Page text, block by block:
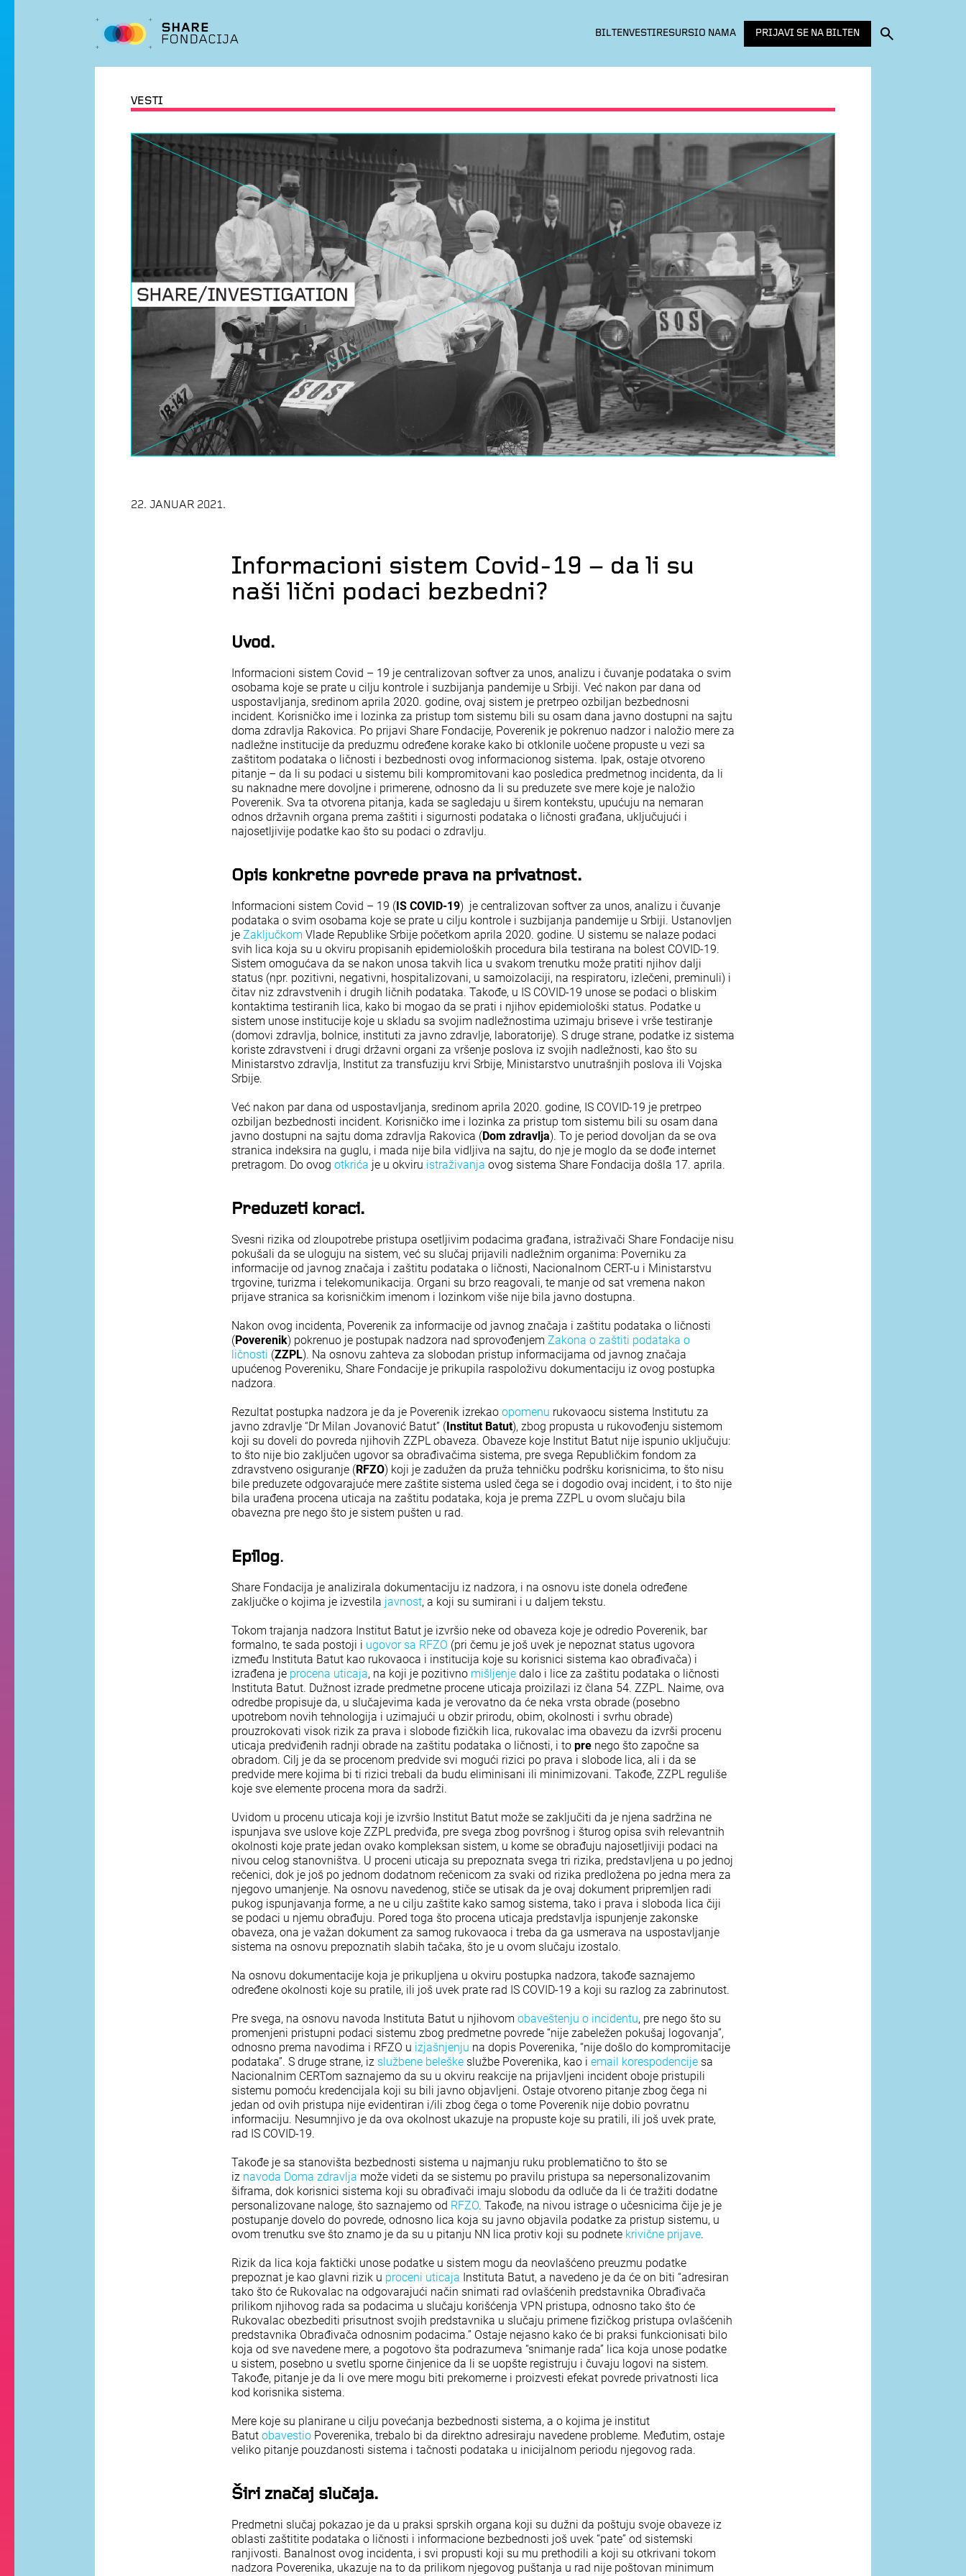
BILTENVESTIRESURSIO NAMA PRIJAVI SE NA BILTEN
VESTI
22. JANUAR 2021.
Informacioni sistem Covid-19 – da li su
naši lični podaci bezbedni?
Uvod.
Informacioni sistem Covid – 19 je centralizovan softver za unos, analizu i čuvanje podataka o svim
osobama koje se prate u cilju kontrole i suzbijanja pandemije u Srbiji. Već nakon par dana od
uspostavljanja, sredinom aprila 2020. godine, ovaj sistem je pretrpeo ozbiljan bezbednosni
incident. Korisničko ime i lozinka za pristup tom sistemu bili su osam dana javno dostupni na sajtu
doma zdravlja Rakovica. Po prijavi Share Fondacije, Poverenik je pokrenuo nadzor i naložio mere za
nadležne institucije da preduzmu određene korake kako bi otklonile uočene propuste u vezi sa
zaštitom podataka o ličnosti i bezbednosti ovog informacionog sistema. Ipak, ostaje otvoreno
pitanje – da li su podaci u sistemu bili kompromitovani kao posledica predmetnog incidenta, da li
su naknadne mere dovoljne i primerene, odnosno da li su preduzete sve mere koje je naložio
Poverenik. Sva ta otvorena pitanja, kada se sagledaju u širem kontekstu, upućuju na nemaran
odnos državnih organa prema zaštiti i sigurnosti podataka o ličnosti građana, uključujući i
najosetljivije podatke kao što su podaci o zdravlju.
Opis konkretne povrede prava na privatnost.
Informacioni sistem Covid – 19 ( IS COVID-19) je centralizovan softver za unos, analizu i čuvanje
podataka o svim osobama koje se prate u cilju kontrole i suzbijanja pandemije u Srbiji. Ustanovljen
je Zaključkom Vlade Republike Srbije početkom aprila 2020. godine. U sistemu se nalaze podaci
svih lica koja su u okviru propisanih epidemioloških procedura bila testirana na bolest COVID-19.
Sistem omogućava da se nakon unosa takvih lica u svakom trenutku može pratiti njihov dalji
status (npr. pozitivni, negativni, hospitalizovani, u samoizolaciji, na respiratoru, izlečeni, preminuli) i
čitav niz zdravstvenih i drugih ličnih podataka. Takođe, u IS COVID-19 unose se podaci o bliskim
kontaktima testiranih lica, kako bi mogao da se prati i njihov epidemiološki status. Podatke u
sistem unose institucije koje u skladu sa svojim nadležnostima uzimaju briseve i vrše testiranje
(domovi zdravlja, bolnice, instituti za javno zdravlje, laboratorije). S druge strane, podatke iz sistema
koriste zdravstveni i drugi državni organi za vršenje poslova iz svojih nadležnosti, kao što su
Ministarstvo zdravlja, Institut za transfuziju krvi Srbije, Ministarstvo unutrašnjih poslova ili Vojska
Srbije.
Već nakon par dana od uspostavljanja, sredinom aprila 2020. godine, IS COVID-19 je pretrpeo
ozbiljan bezbednosti incident. Korisničko ime i lozinka za pristup tom sistemu bili su osam dana
javno dostupni na sajtu doma zdravlja Rakovica (Dom zdravlja). To je period dovoljan da se ova
stranica indeksira na guglu, i mada nije bila vidljiva na sajtu, do nje je moglo da se dođe internet
pretragom. Do ovog otkrića je u okviru istraživanja ovog sistema Share Fondacija došla 17. aprila.
Preduzeti koraci.
Svesni rizika od zloupotrebe pristupa osetljivim podacima građana, istraživači Share Fondacije nisu
pokušali da se uloguju na sistem, već su slučaj prijavili nadležnim organima: Poverniku za
informacije od javnog značaja i zaštitu podataka o ličnosti, Nacionalnom CERT-u i Ministarstvu
trgovine, turizma i telekomunikacija. Organi su brzo reagovali, te manje od sat vremena nakon
prijave stranica sa korisničkim imenom i lozinkom više nije bila javno dostupna.
Nakon ovog incidenta, Poverenik za informacije od javnog značaja i zaštitu podataka o ličnosti
(Poverenik) pokrenuo je postupak nadzora nad sprovođenjem Zakona o zaštiti podataka o
ličnosti (ZZPL). Na osnovu zahteva za slobodan pristup informacijama od javnog značaja
upućenog Povereniku, Share Fondacije je prikupila raspoloživu dokumentaciju iz ovog postupka
nadzora.
Rezultat postupka nadzora je da je Poverenik izrekao opomenu rukovaocu sistema Institutu za
javno zdravlje “Dr Milan Jovanović Batut” ( Institut Batut), zbog propusta u rukovođenju sistemom
koji su doveli do povreda njihovih ZZPL obaveza. Obaveze koje Institut Batut nije ispunio uključuju:
to što nije bio zaključen ugovor sa obrađivačima sistema, pre svega Republičkim fondom za
zdravstveno osiguranje (RFZO) koji je zadužen da pruža tehničku podršku korisnicima, to što nisu
bile preduzete odgovarajuće mere zaštite sistema usled čega se i dogodio ovaj incident, i to što nije
bila urađena procena uticaja na zaštitu podataka, koja je prema ZZPL u ovom slučaju bila
obavezna pre nego što je sistem pušten u rad.
Epilog.
Share Fondacija je analizirala dokumentaciju iz nadzora, i na osnovu iste donela određene
zaključke o kojima je izvestila javnost, a koji su sumirani i u daljem tekstu.
Tokom trajanja nadzora Institut Batut je izvršio neke od obaveza koje je odredio Poverenik, bar
formalno, te sada postoji i ugovor sa RFZO (pri čemu je još uvek je nepoznat status ugovora
između Instituta Batut kao rukovaoca i institucija koje su korisnici sistema kao obrađivača) i
izrađena je procena uticaja, na koji je pozitivno mišljenje dalo i lice za zaštitu podataka o ličnosti
Instituta Batut. Dužnost izrade predmetne procene uticaja proizilazi iz člana 54. ZZPL. Naime, ova
odredbe propisuje da, u slučajevima kada je verovatno da će neka vrsta obrade (posebno
upotrebom novih tehnologija i uzimajući u obzir prirodu, obim, okolnosti i svrhu obrade)
prouzrokovati visok rizik za prava i slobode fizičkih lica, rukovalac ima obavezu da izvrši procenu
uticaja predviđenih radnji obrade na zaštitu podataka o ličnosti, i to pre nego što započne sa
obradom. Cilj je da se procenom predvide svi mogući rizici po prava i slobode lica, ali i da se
predvide mere kojima bi ti rizici trebali da budu eliminisani ili minimizovani. Takođe, ZZPL reguliše
koje sve elemente procena mora da sadrži.
Uvidom u procenu uticaja koji je izvršio Institut Batut može se zaključiti da je njena sadržina ne
ispunjava sve uslove koje ZZPL predviđa, pre svega zbog površnog i šturog opisa svih relevantnih
okolnosti koje prate jedan ovako kompleksan sistem, u kome se obrađuju najosetljiviji podaci na
nivou celog stanovništva. U proceni uticaja su prepoznata svega tri rizika, predstavljena u po jednoj
rečenici, dok je još po jednom dodatnom rečenicom za svaki od rizika predložena po jedna mera za
njegovo umanjenje. Na osnovu navedenog, stiče se utisak da je ovaj dokument pripremljen radi
pukog ispunjavanja forme, a ne u cilju zaštite kako samog sistema, tako i prava i sloboda lica čiji
se podaci u njemu obrađuju. Pored toga što procena uticaja predstavlja ispunjenje zakonske
obaveza, ona je važan dokument za samog rukovaoca i treba da ga usmerava na uspostavljanje
sistema na osnovu prepoznatih slabih tačaka, što je u ovom slučaju izostalo.
Na osnovu dokumentacije koja je prikupljena u okviru postupka nadzora, takođe saznajemo
određene okolnosti koje su pratile, ili još uvek prate rad IS COVID-19 a koji su razlog za zabrinutost.
Pre svega, na osnovu navoda Instituta Batut u njihovom obaveštenju o incidentu, pre nego što su
promenjeni pristupni podaci sistemu zbog predmetne povrede “nije zabeležen pokušaj logovanja”,
odnosno prema navodima i RFZO u izjašnjenju na dopis Poverenika, “nije došlo do kompromitacije
podataka”. S druge strane, iz službene beleške službe Poverenika, kao i email korespodencije sa
Nacionalnim CERTom saznajemo da su u okviru reakcije na prijavljeni incident oboje pristupili
sistemu pomoću kredencijala koji su bili javno objavljeni. Ostaje otvoreno pitanje zbog čega ni
jedan od ovih pristupa nije evidentiran i/ili zbog čega o tome Poverenik nije dobio povratnu
informaciju. Nesumnjivo je da ova okolnost ukazuje na propuste koje su pratili, ili još uvek prate,
rad IS COVID-19.
Takođe je sa stanovišta bezbednosti sistema u najmanju ruku problematično to što se
iz navoda Doma zdravlja može videti da se sistemu po pravilu pristupa sa nepersonalizovanim
šiframa, dok korisnici sistema koji su obrađivači imaju slobodu da odluče da li će tražiti dodatne
personalizovane naloge, što saznajemo od RFZO. Takođe, na nivou istrage o učesnicima čije je je
postupanje dovelo do povrede, odnosno lica koja su javno objavila podatke za pristup sistemu, u
ovom trenutku sve što znamo je da su u pitanju NN lica protiv koji su podnete krivične prijave.
Rizik da lica koja faktički unose podatke u sistem mogu da neovlašćeno preuzmu podatke
prepoznat je kao glavni rizik u proceni uticaja Instituta Batut, a navedeno je da će on biti “adresiran
tako što će Rukovalac na odgovarajući način snimati rad ovlašćenih predstavnika Obrađivača
prilikom njihovog rada sa podacima u slučaju korišćenja VPN pristupa, odnosno tako što će
Rukovalac obezbediti prisutnost svojih predstavnika u slučaju primene fizičkog pristupa ovlašćenih
predstavnika Obrađivača odnosnim podacima.” Ostaje nejasno kako će bi praksi funkcionisati bilo
koja od sve navedene mere, a pogotovo šta podrazumeva “snimanje rada” lica koja unose podatke
u sistem, posebno u svetlu sporne činjenice da li se uopšte registruju i čuvaju logovi na sistem.
Takođe, pitanje je da li ove mere mogu biti prekomerne i proizvesti efekat povrede privatnosti lica
kod korisnika sistema.
Mere koje su planirane u cilju povećanja bezbednosti sistema, a o kojima je institut
Batut obavestio Poverenika, trebalo bi da direktno adresiraju navedene probleme. Međutim, ostaje
veliko pitanje pouzdanosti sistema i tačnosti podataka u inicijalnom periodu njegovog rada.
Širi značaj slučaja.
Predmetni slučaj pokazao je da u praksi sprskih organa koji su dužni da poštuju svoje obaveze iz
oblasti zaštitite podataka o ličnosti i informacione bezbednosti još uvek “pate” od sistemski
ranjivosti. Banalnost ovog incidenta, i svi propusti koji su mu prethodili a koji su otkrivani tokom
nadzora Poverenika, ukazuje na to da prilikom njegovog puštanja u rad nije poštovan minimum